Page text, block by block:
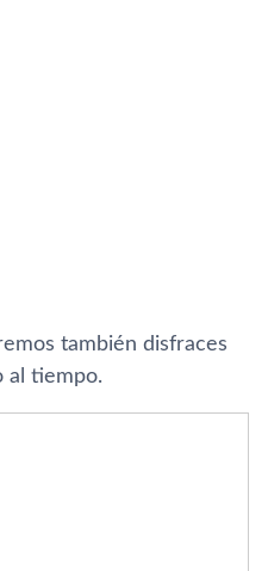
también disfraces
al tiempo.